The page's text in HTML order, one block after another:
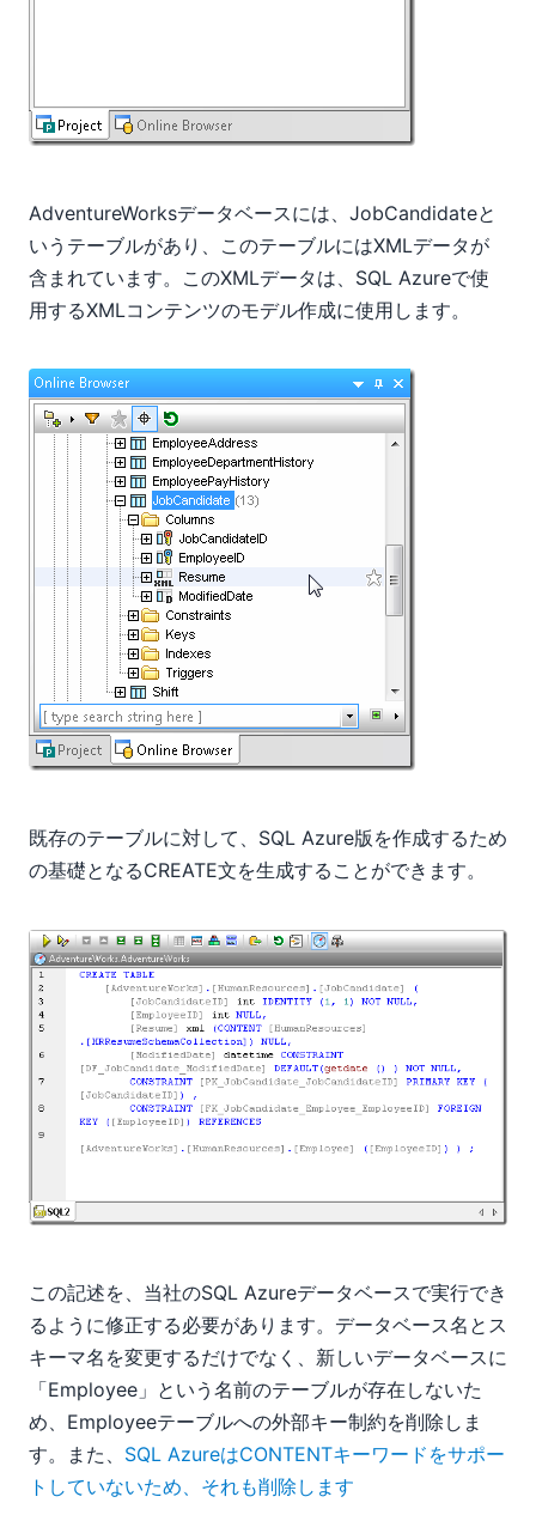
AdventureWorksデータベースには、JobCandidateと
いうテーブルがあり、このテーブルにはXMLデータが
含まれています。このXMLデータは、SQL Azureで使
用するXMLコンテンツのモデル作成に使用します。
既存のテーブルに対して、SQL Azure版を作成するため
の基礎となるCREATE文を生成することができます。
この記述を、当社のSQL Azureデータベースで実行でき
るように修正する必要があります。データベース名とス
キーマ名を変更するだけでなく、新しいデータベースに
「Employee」という名前のテーブルが存在しないた
め、Employeeテーブルへの外部キー制約を削除しま
す。また、 SQL AzureはCONTENTキーワードをサポー
トしていないため、それも削除します